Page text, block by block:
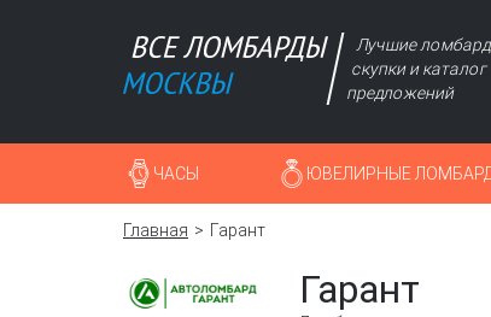
Лучшие
скупки и каталог
предложений
ЧАСЫ ЮВЕЛИРНЫЕ
Главная Гарант
Гарант